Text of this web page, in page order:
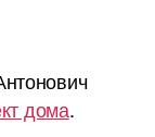
дома.